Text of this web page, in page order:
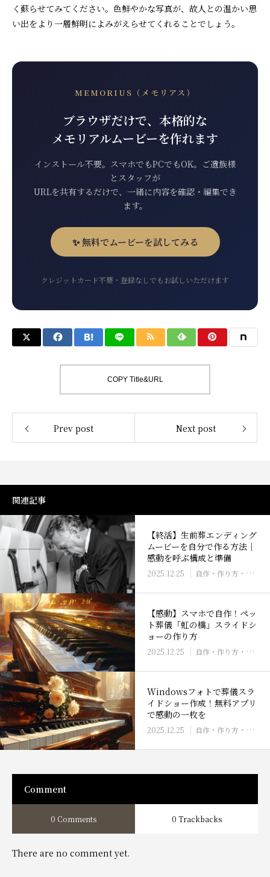
く蘇らせてみてください。色鮮やかな写真が、故人との温かい思
い出をより一層鮮明によみがえらせてくれることでしょう。
MEMORIUS（メモリアス）
ブラウザだけで、本格的な
メモリアルムービーを作れます
インストール不要。スマホでもPCでもOK。ご遺族様
とスタッフが
URLを共有するだけで、一緒に内容を確認・編集でき
ます。
✨ 無料でムービーを試してみる
クレジットカード不要・登録なしでもお試しいただけます
COPY Title&URL
Prev post Next post
関連記事
【終活】生前葬エンディング
ムービーを自分で作る方法｜
感動を呼ぶ構成と準備
2025.12.25 自作・作り方・ソフト
【感動】スマホで自作！ペッ
ト葬儀「虹の橋」スライドシ
ョーの作り方
2025.12.25 自作・作り方・ソフト
Windowsフォトで葬儀スラ
イドショー作成！無料アプリ
で感動の一枚を
2025.12.25 自作・作り方・ソフト
Comment
0 Comments 0 Trackbacks
There are no comment yet.